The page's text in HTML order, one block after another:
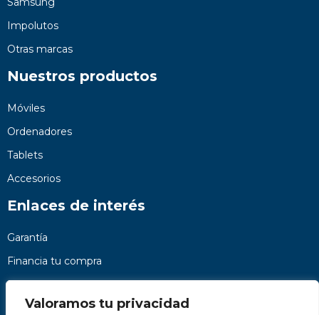
Valoramos tu privacidad
Impolutos
Otras marcas
Nuestros productos
Móviles
Ordenadores
Tablets
Accesorios
Enlaces de interés
Garantía
Financia tu compra
Preguntas frecuentes
Nosotros